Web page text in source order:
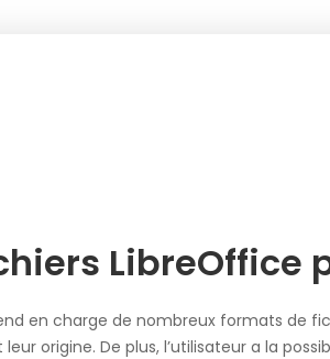
LibreOffice
en charge de nombreux formats de
origine. De plus, l’utilisateur a la